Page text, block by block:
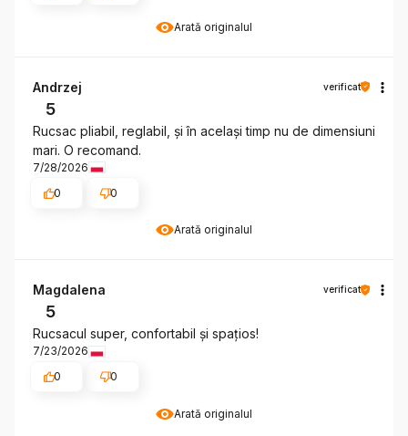
Arată originalul
Arată originalul
Andrzej verificat
5
Rucsac pliabil, reglabil, și în același timp nu de dimensiuni
mari. O recomand.
7/28/2026
0
0
Arată originalul
Magdalena verificat
5
Rucsacul super, confortabil și spațios!
7/23/2026
0
0